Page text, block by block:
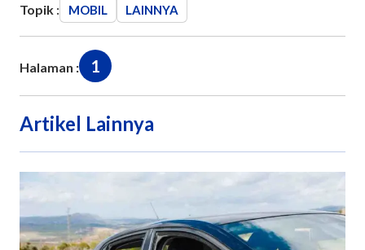
Topik : MOBIL LAINNYA
Halaman : 1
Artikel Lainnya